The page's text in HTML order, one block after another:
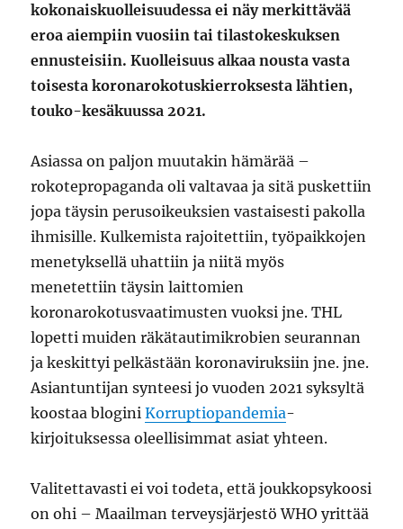
kokonaiskuolleisuudessa ei näy merkittävää
eroa aiempiin vuosiin tai tilastokeskuksen
ennusteisiin. Kuolleisuus alkaa nousta vasta
toisesta koronarokotuskierroksesta lähtien,
touko-kesäkuussa 2021.
Asiassa on paljon muutakin hämärää –
rokotepropaganda oli valtavaa ja sitä puskettiin
jopa täysin perusoikeuksien vastaisesti pakolla
ihmisille. Kulkemista rajoitettiin, työpaikkojen
menetyksellä uhattiin ja niitä myös
menetettiin täysin laittomien
koronarokotusvaatimusten vuoksi jne. THL
lopetti muiden räkätautimikrobien seurannan
ja keskittyi pelkästään koronaviruksiin jne. jne.
Asiantuntijan synteesi jo vuoden 2021 syksyltä
koostaa bloginiKorruptiopandemia-
kirjoituksessa oleellisimmat asiat yhteen.
Valitettavasti ei voi todeta, että joukkopsykoosi
on ohi – Maailman terveysjärjestö WHO yrittää